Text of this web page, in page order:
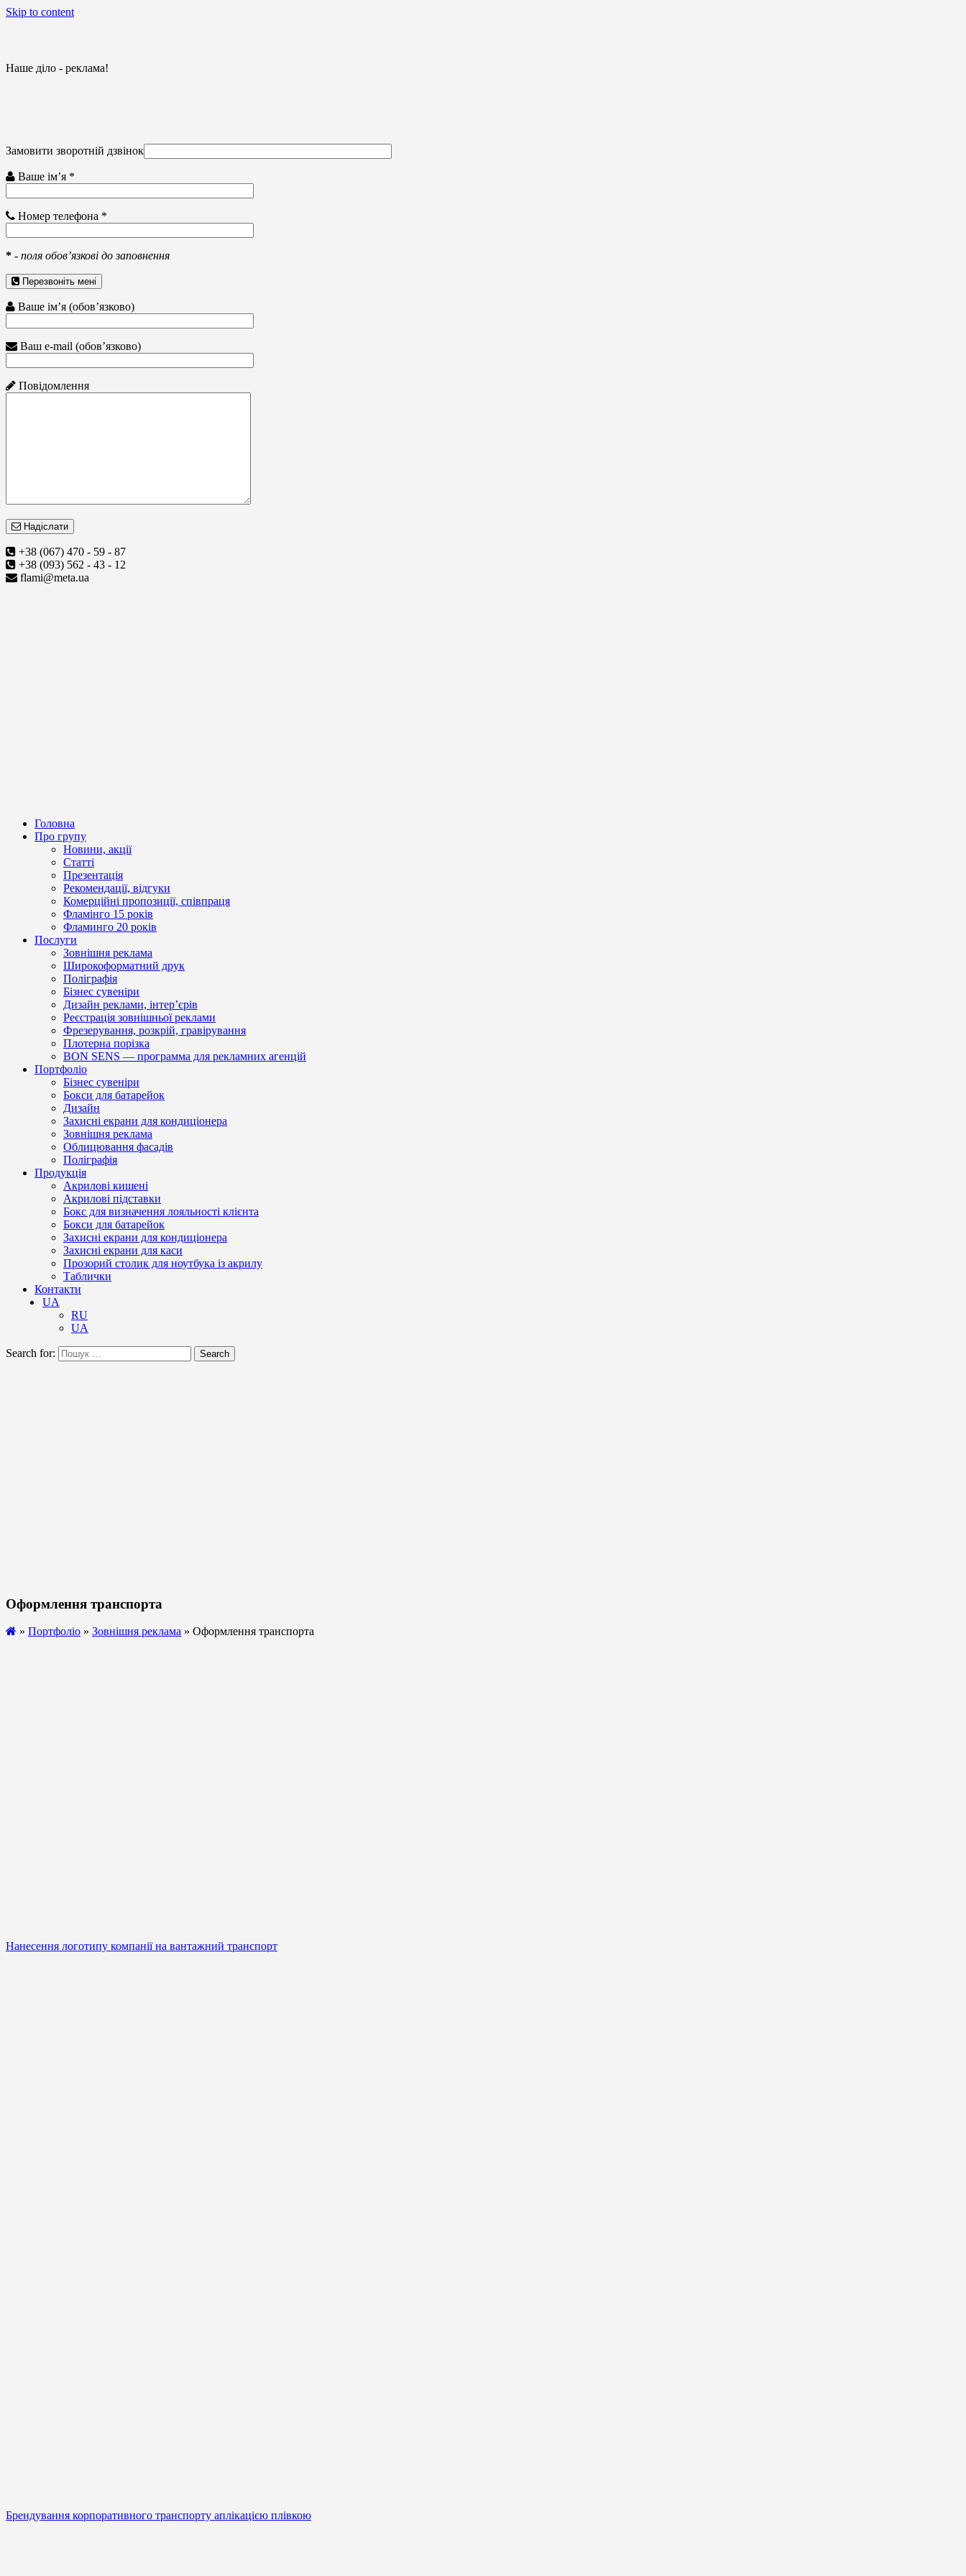
Skip to content
Наше діло - реклама!
Замовити зворотній дзвінок
Ваше ім’я *
Номер телефона *
* - поля обов’язкові до заповнення
Перезвоніть мені
Ваше ім’я (обов’язково)
Ваш e-mail (обов’язково)
Повідомлення
Надіслати
+38 (067) 470 - 59 - 87
+38 (093) 562 - 43 - 12
flami@meta.ua
Головна
Про групу
Новини, акції
Статті
Презентація
Рекомендації, відгуки
Комерційні пропозиції, співпраця
Фламінго 15 років
Фламинго 20 років
Послуги
Зовнішня реклама
Широкоформатний друк
Поліграфія
Бізнес сувеніри
Дизайн реклами, інтер’єрів
Реєстрація зовнішньої реклами
Фрезерування, розкрій, гравірування
Плотерна порізка
BON SENS — программа для рекламних агенцій
Портфоліо
Бізнес сувеніри
Бокси для батарейок
Дизайн
Захисні екрани для кондиціонера
Зовнішня реклама
Облицювання фасадів
Поліграфія
Продукція
Акрилові кишені
Акрилові підставки
Бокс для визначення лояльності клієнта
Бокси для батарейок
Захисні екрани для кондиціонера
Захисні екрани для каси
Прозорий столик для ноутбука із акрилу
Таблички
Контакти
UA
RU
UA
Search for: Search
Оформлення транспорта
» Портфоліо » Зовнішня реклама » Оформлення транспорта
Нанесення логотипу компанії на вантажний транспорт
Брендування корпоративного транспорту аплікацією плівкою